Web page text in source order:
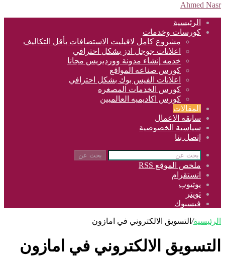
Ahmed Nasr
الرئيسية
كورسات وخدمات
مشروع كامل لافيليت الاستضافات بأقل التكاليف
اعلانات جوجل ادز بشكل احترافي
خدمه إنشاء مدونة ووردبريس مجانا
كورس صناعه المواقع
اعلانات الفيس بوك بشكل احترافي
كورس الخدمات المصغره
كورس اكاديميه العالميين
المقالات
سابقه الاعمال
سياسية الخصوصية
إتصل بنا
بحث عن
ملخص الموقع RSS
انستقرام
يوتيوب
تويتر
فيسبوك
الرئيسية/ التسويق الالكتروني في امازون
التسويق الالكتروني في امازون